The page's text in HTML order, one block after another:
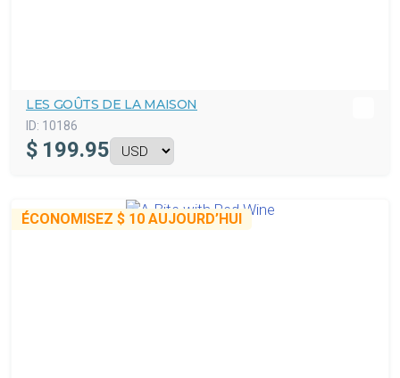
LES GOÛTS DE LA MAISON
ID: 10186
$ 199.95
ÉCONOMISEZ $ 10 AUJOURD’HUI